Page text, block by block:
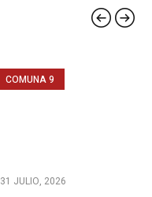
COMUNA 9
31 JULIO, 2026